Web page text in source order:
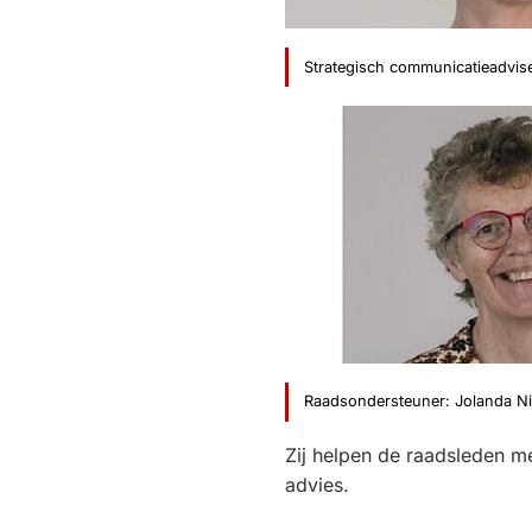
Strategisch
Raadsondersteuner: Jolanda
Zij helpen de raadsleden
advies.